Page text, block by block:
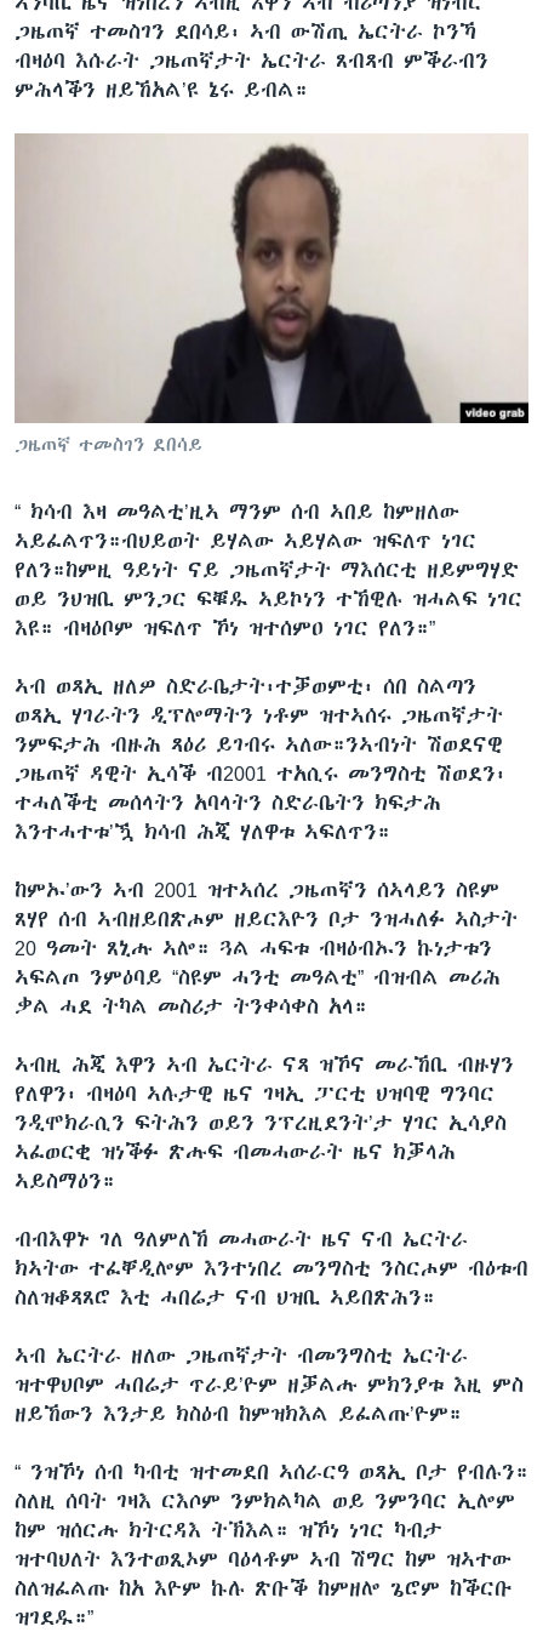
ጋዜጠኛ ተመስገን ደበሳይ፡ ኣብ ውሽጢ ኤርትራ ኮንኻ
ብዛዕባ እሱራት ጋዜጠኛታት ኤርትራ ጸብጻብ ምቕራብን
ምሕላቕን ዘይኸአል’ዩ ኔሩ ይብል።
ጋዜጠኛ ተመስገን ደበሳይ
“ ክሳብ እዛ መዓልቲ’ዚኣ ማንም ሰብ ኣበይ ከምዘለው
ኣይፈልጥን።ብህይወት ይሃልው ኣይሃልው ዝፍለጥ ነገር
የለን።ከምዚ ዓይነት ናይ ጋዜጠኛታት ማእሰርቲ ዘይምግሃድ
ወይ ንህዝቢ ምንጋር ፍቑዱ ኣይኮነን ተኸዊሉ ዝሓልፍ ነገር
እዩ። ብዛዕቦም ዝፍለጥ ኾነ ዝተሰምዐ ነገር የለን።”
ኣብ ወጻኢ ዘለዎ ስድራቤታት፡ተቓወምቲ፡ ሰበ ስልጣን
ወጻኢ ሃገራትን ዲፕሎማትን ነቶም ዝተኣሰሩ ጋዜጠኛታት
ንምፍታሕ ብዙሕ ጻዕሪ ይገብሩ ኣለው።ንኣብነት ሽወደናዊ
ጋዜጠኛ ዳዊት ኢሳቕ ብ2001 ተአሲሩ መንግስቲ ሽወደን፡
ተሓለቕቲ መሰላትን አባላትን ስድራቤትን ክፍታሕ
እንተሓተቱ’ዃ ክሳብ ሕጂ ሃለዋቱ ኣፍለጥን።
ከምኡ’ውን ኣብ 2001 ዝተኣሰረ ጋዜጠኛን ሰኣላይን ስዩም
ጸሃየ ሰብ ኣብዘይበጽሖም ዘይርእዮን ቦታ ንዝሓለፉ ኣስታት
20 ዓመት ጸኒሑ ኣሎ። ጓል ሓፍቱ ብዛዕብኡን ኩነታቱን
ኣፍልጦ ንምዕባይ “ስዩም ሓንቲ መዓልቲ” ብዝብል መሪሕ
ቃል ሓደ ትካል መስሪታ ትንቀሳቀስ አላ።
ኣብዚ ሕጂ እዋን ኣብ ኤርትራ ናጻ ዝኾና መራኸቢ ብዙሃን
የለዋን፡ ብዛዕባ ኣሉታዊ ዜና ገዛኢ ፓርቲ ህዝባዊ ግንባር
ንዲሞክራሲን ፍትሕን ወይን ንፕረዚደንት’ታ ሃገር ኢሳያስ
ኣፈወርቂ ዝነቕፉ ጽሑፍ ብመሓውራት ዜና ክቓላሕ
ኣይስማዕን።
ብብእዋኑ ገለ ዓለምለኸ መሓውራት ዜና ናብ ኤርትራ
ክኣትው ተፈቐዲሎም እንተነበረ መንግስቲ ንስርሖም ብዕቱብ
ስለዝቆጻጸሮ እቲ ሓበሬታ ናብ ህዝቢ ኣይበጽሕን።
ኣብ ኤርትራ ዘለው ጋዜጠኛታት ብመንግስቲ ኤርትራ
ዝተዋህቦም ሓበሬታ ጥራይ’ዮም ዘቓልሑ ምክንያቱ እዚ ምስ
ዘይኸውን እንታይ ክስዕብ ከምዝክእል ይፈልጡ’ዮም።
“ ንዝኾነ ሰብ ካብቲ ዝተመደበ ኣሰራርዓ ወጻኢ ቦታ የብሉን።
ስለዚ ሰባት ገዛእ ርእሶም ንምክልካል ወይ ንምንባር ኢሎም
ከም ዝሰርሑ ክትርዳእ ትኽእል። ዝኾነ ነገር ካብታ
ዝተባህለት እንተወጺኦም ባዕላቶም ኣብ ሽግር ከም ዝኣተው
ስለዝፈልጡ ከአ እዮም ኩሉ ጽቡቕ ከምዘሎ ጌሮም ከቕርቡ
ዝገደዱ።”